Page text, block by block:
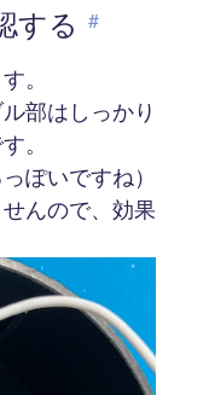
する #
。
部はしっかり
。
ぽいですね）
んので、効果